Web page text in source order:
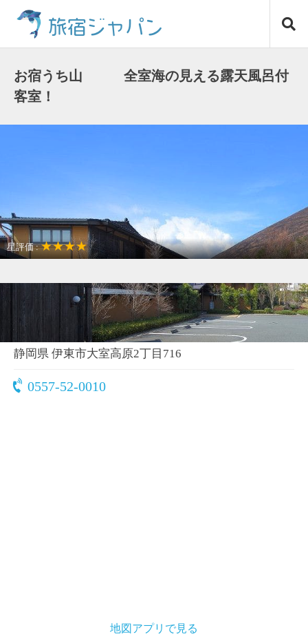
キ
旅宿ジャパン
お宿うち山 全室海の見える露天風呂付
客室！
星評価 :★★★★
温泉リゾート
静岡県 伊東市大室高原2丁目716
0557-52-0010
地図アプリで見る